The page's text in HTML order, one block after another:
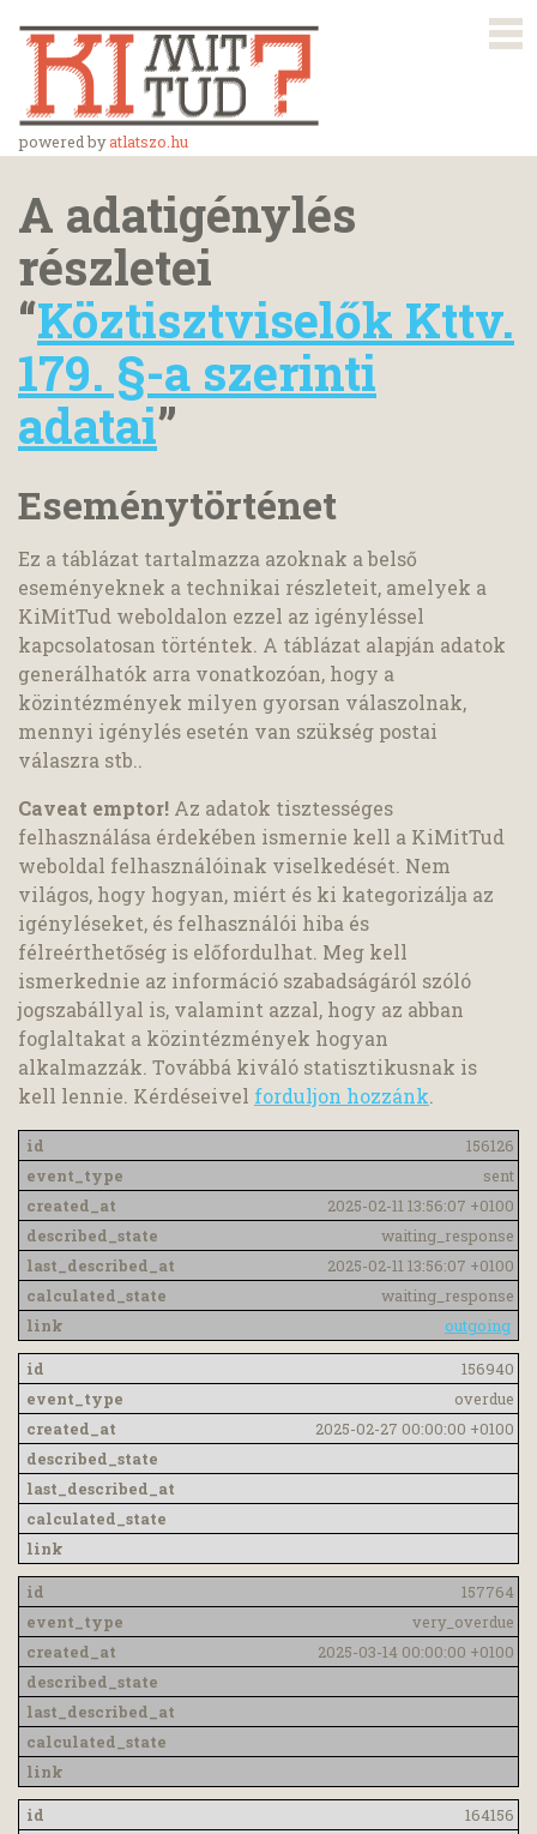
powered byatlatszo.hu
A adatigénylés
részletei
“Köztisztviselők Kttv.
179. §-a szerinti
adatai”
Eseménytörténet
Ez a táblázat tartalmazza azoknak a belső
eseményeknek a technikai részleteit, amelyek a
KiMitTud weboldalon ezzel az igényléssel
kapcsolatosan történtek. A táblázat alapján adatok
generálhatók arra vonatkozóan, hogy a
közintézmények milyen gyorsan válaszolnak,
mennyi igénylés esetén van szükség postai
válaszra stb..
Caveat emptor! Az adatok tisztességes
felhasználása érdekében ismernie kell a KiMitTud
weboldal felhasználóinak viselkedését. Nem
világos, hogy hogyan, miért és ki kategorizálja az
igényléseket, és felhasználói hiba és
félreérthetőség is előfordulhat. Meg kell
ismerkednie az információ szabadságáról szóló
jogszabállyal is, valamint azzal, hogy az abban
foglaltakat a közintézmények hogyan
alkalmazzák. Továbbá kiváló statisztikusnak is
kell lennie. Kérdéseivel forduljon hozzánk.
156126
sent
2025-02-11 13:56:07 +0100
waiting_response
2025-02-11 13:56:07 +0100
waiting_response
outgoing
156940
overdue
2025-02-27 00:00:00 +0100
157764
very_overdue
2025-03-14 00:00:00 +0100
164156